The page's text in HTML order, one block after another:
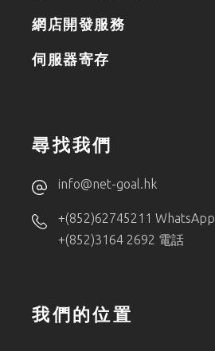
網店開發服務
伺服器寄存
尋找我們
info@net-goal.hk
+(852)62745211 WhatsApp
+(852)3164 2692 電話
我們的位置